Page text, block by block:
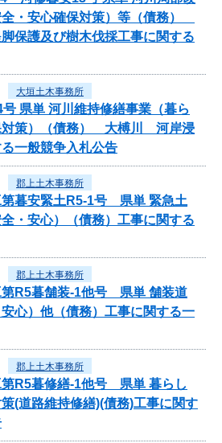
全・安心確保対策）等（債務）
保護及び樹木伐採工事に関する
大垣土木事務所
県単 河川維持修繕事業（暮ら
対策）（債務） 大榑川 河岸浸
一般競争入札公告
郡上土木事務所
第暮安緊土R5-1号 県単 緊急土
・安心）（債務）工事に関する
郡上土木事務所
第R5暮舗装-1他号 県単 舗装道
心）他（債務）工事に関する一
郡上土木事務所
第R5暮修繕-1他号 県単 暮らし
(道路維持修繕)(債務)工事に関す